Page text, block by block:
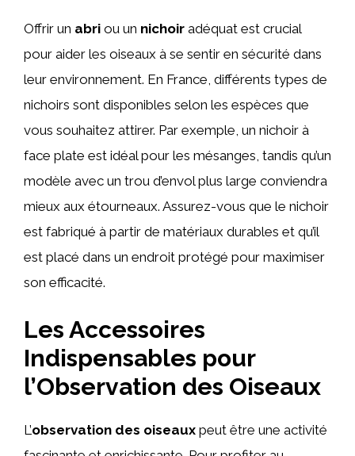
Offrir un abri ou un nichoir adéquat est crucial
pour aider les oiseaux à se sentir en sécurité dans
leur environnement. En France, différents types de
nichoirs sont disponibles selon les espèces que
vous souhaitez attirer. Par exemple, un nichoir à
face plate est idéal pour les mésanges, tandis qu’un
modèle avec un trou d’envol plus large conviendra
mieux aux étourneaux. Assurez-vous que le nichoir
est fabriqué à partir de matériaux durables et qu’il
est placé dans un endroit protégé pour maximiser
son efficacité.
Les Accessoires
Indispensables pour
l’Observation des Oiseaux
L’observation des oiseaux peut être une activité